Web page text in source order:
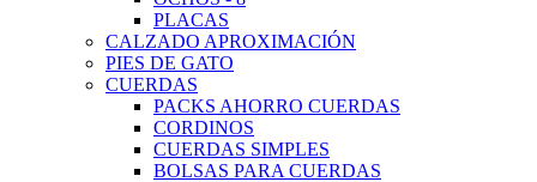
PLACAS
CALZADO APROXIMACIÓN
PIES DE GATO
CUERDAS
PACKS AHORRO CUERDAS
CORDINOS
CUERDAS SIMPLES
BOLSAS PARA CUERDAS